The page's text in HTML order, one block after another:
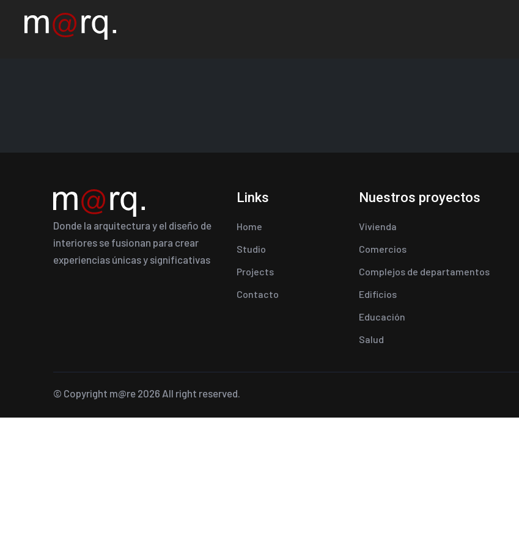
Donde la arquitectura y el diseño de
interiores se fusionan para crear
experiencias únicas y significativas
Links
Home
Studio
Projects
Contacto
Nuestros proyectos
Vivienda
Comercios
Complejos de departamentos
Edificios
Educación
Salud
© Copyright m@re 2026 All right reserved.